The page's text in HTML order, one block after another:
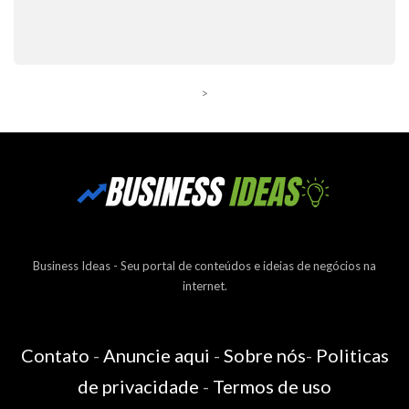
>
Business Ideas - Seu portal de conteúdos e ideias de negócios na
internet.
Contato - Anuncie aqui - Sobre nós- Politicas
de privacidade - Termos de uso